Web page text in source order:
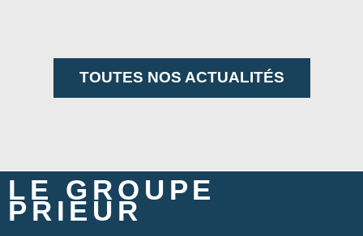
TOUTES NOS ACTUALITÉS
LE GROUPE
PRIEUR